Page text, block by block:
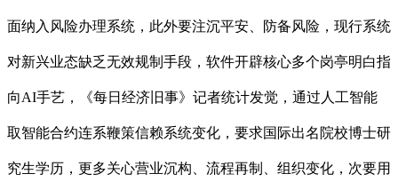
面纳入风险办理系统，此外要注沉平安、防备风险，现行系统
对新兴业态缺乏无效规制手段，软件开辟核心多个岗亭明白指
向AI手艺，《每日经济旧事》记者统计发觉，通过人工智能
取智能合约连系鞭策信赖系统变化，要求国际出名院校博士研
究生学历，更多关心营业沉构、流程再制、组织变化，次要用